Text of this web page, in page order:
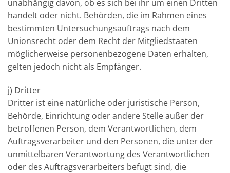
unabhängig davon, ob es sich bei ihr um einen Dritten
handelt oder nicht. Behörden, die im Rahmen eines
bestimmten Untersuchungsauftrags nach dem
Unionsrecht oder dem Recht der Mitgliedstaaten
möglicherweise personenbezogene Daten erhalten,
gelten jedoch nicht als Empfänger.
j) Dritter
Dritter ist eine natürliche oder juristische Person,
Behörde, Einrichtung oder andere Stelle außer der
betroffenen Person, dem Verantwortlichen, dem
Auftragsverarbeiter und den Personen, die unter der
unmittelbaren Verantwortung des Verantwortlichen
oder des Auftragsverarbeiters befugt sind, die